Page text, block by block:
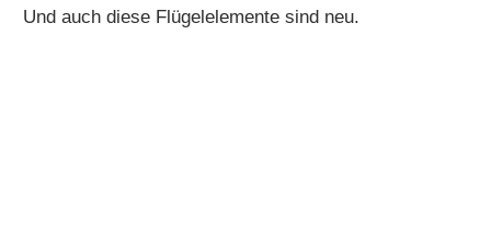
Und auch diese Flügelelemente sind neu.